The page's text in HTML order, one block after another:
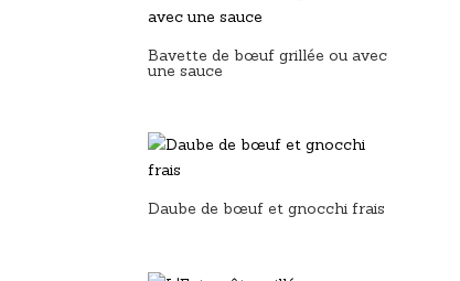
Bavette de bœuf grillée ou avec
une sauce
Daube de bœuf et gnocchi frais